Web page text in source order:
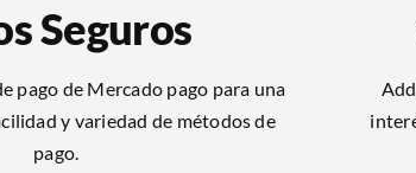
Seguros
pago de Mercado pago para una
y variedad de métodos de
pago.